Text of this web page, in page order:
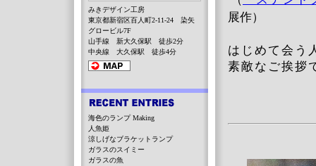
展作）
はじめて会う
素敵なご挨拶
みきデザイン工房
東京都新宿区百人町2-11-24 染矢
グロービル7F
山手線 新大久保駅 徒歩2分
中央線 大久保駅 徒歩4分
海色のランプ Making
人魚姫
涼しげなブラケットランプ
ガラスのスイミー
ガラスの魚